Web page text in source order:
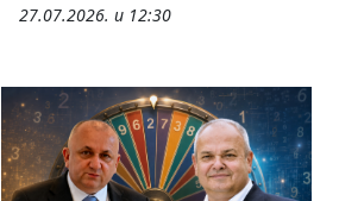
27.07.2026. u 12:30